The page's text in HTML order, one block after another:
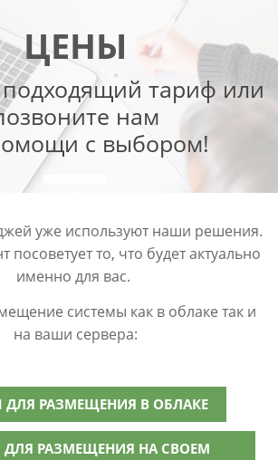
ЦЕНЫ
тариф или
нам
с выбором!
уже используют наши решения.
посоветует то, что будет актуально
именно для вас.
системы как в облаке так и
на ваши сервера:
ДЛЯ РАЗМЕЩЕНИЯ В ОБЛАКЕ
РАЗМЕЩЕНИЯ НА СВОЕМ